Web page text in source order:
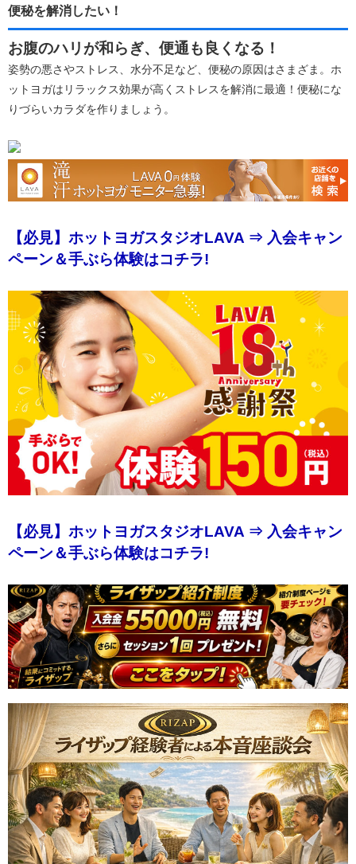
便秘を解消したい！
お腹のハリが和らぎ、便通も良くなる！
姿勢の悪さやストレス、水分不足など、便秘の原因はさまざま。ホ
ットヨガはリラックス効果が高くストレスを解消に最適！便秘にな
りづらいカラダを作りましょう。
【必見】ホットヨガスタジオLAVA ⇒ 入会キャン
ペーン＆手ぶら体験はコチラ!
【必見】ホットヨガスタジオLAVA ⇒ 入会キャン
ペーン＆手ぶら体験はコチラ!